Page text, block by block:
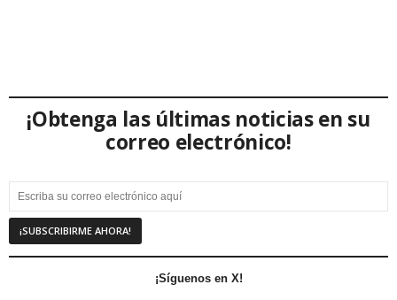
¡Obtenga las últimas noticias en su
correo electrónico!
¡Síguenos en X!